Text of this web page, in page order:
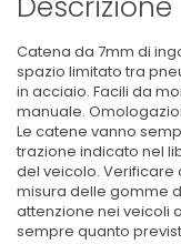
Catena da 7mm di
spazio limitato tra
in acciaio. Facili da
manuale.
Le catene vanno
trazione indicato nel
del veicolo. Verificare
misura delle gomme
attenzione nei veicoli
sempre quanto